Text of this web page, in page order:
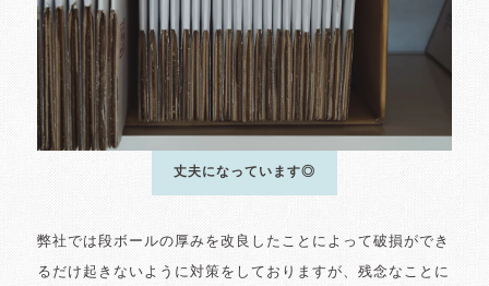
丈夫になっています◎
弊社では段ボールの厚みを改良したことによって破損ができ
るだけ起きないように対策をしておりますが、残念なことに